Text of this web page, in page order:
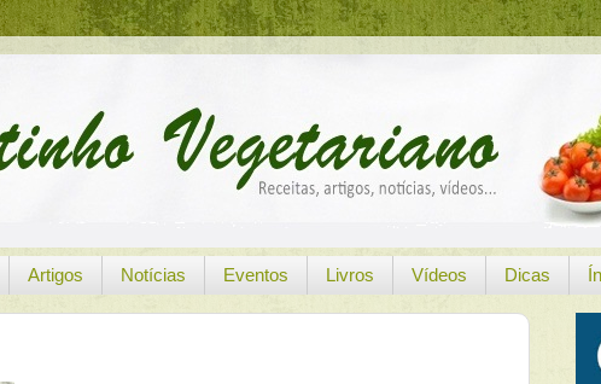
Artigos Notícias Eventos Livros Vídeos Dicas